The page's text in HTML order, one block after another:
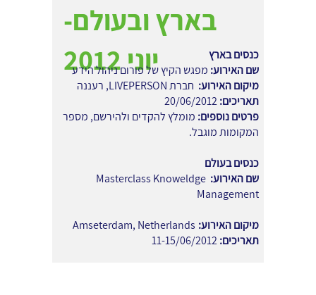
בארץ ובעולם-
יוני 2012
כנסים בארץ
שם האירוע: מפגש הקיץ של פורום ניהול הידע
מיקום האירוע: חברת LIVEPERSON, רעננה
תאריכים:
פרטים נוספים: מומלץ להקדים ולהירשם, מספר
המקומות מוגבל.
כנסים בעולם
שם האירוע: Masterclass Knoweldge
Management
מיקום האירוע: Amseterdam, Netherlands
תאריכים:11-15/06/2012